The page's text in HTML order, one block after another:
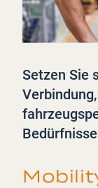
Setzen Sie